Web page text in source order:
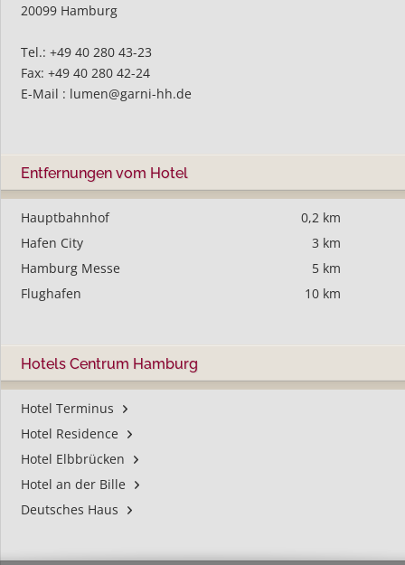
20099 Hamburg
Tel.: +49 40 280 43-23
Fax: +49 40 280 42-24
E-Mail : lumen@garni-hh.de
Entfernungen vom Hotel
Hauptbahnhof
0,2 km
Hafen City
3 km
Hamburg Messe
5 km
Flughafen
10 km
Hotels Centrum Hamburg
Hotel Terminus
Hotel Residence
Hotel Elbbrücken
Hotel an der Bille
Deutsches Haus